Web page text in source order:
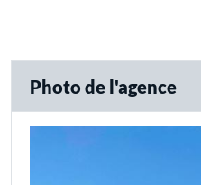
Photo de l'agence